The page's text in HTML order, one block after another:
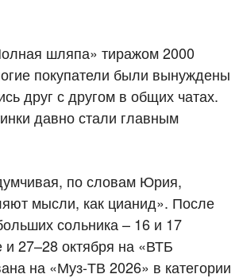
шляпа» тиражом 2000
покупатели были вынуждены
друг с другом в общих чатах.
давно стали главным
по словам Юрия,
мысли, как цианид». После
сольника – 16 и 17
27–28 октября на «ВТБ
на «Муз-ТВ 2026» в категории